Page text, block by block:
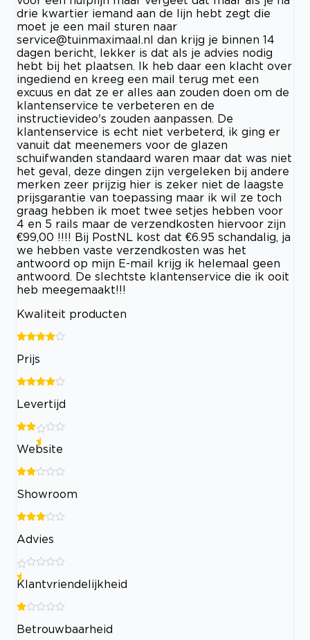
drie kwartier iemand aan de lijn hebt zegt die
moet je een mail sturen naar
service@tuinmaximaal.nl dan krijg je binnen 14
dagen bericht, lekker is dat als je advies nodig
hebt bij het plaatsen. Ik heb daar een klacht over
ingediend en kreeg een mail terug met een
excuus en dat ze er alles aan zouden doen om de
klantenservice te verbeteren en de
instructievideo's zouden aanpassen. De
klantenservice is echt niet verbeterd, ik ging er
vanuit dat meenemers voor de glazen
schuifwanden standaard waren maar dat was niet
het geval, deze dingen zijn vergeleken bij andere
merken zeer prijzig hier is zeker niet de laagste
prijsgarantie van toepassing maar ik wil ze toch
graag hebben ik moet twee setjes hebben voor
4 en 5 rails maar de verzendkosten hiervoor zijn
€99,00 !!!! Bij PostNL kost dat €6.95 schandalig, ja
we hebben vaste verzendkosten was het
antwoord op mijn E-mail krijg ik helemaal geen
antwoord. De slechtste klantenservice die ik ooit
heb meegemaakt!!!
Kwaliteit producten
Prijs
Levertijd
Website
Showroom
Advies
Klantvriendelijkheid
Betrouwbaarheid